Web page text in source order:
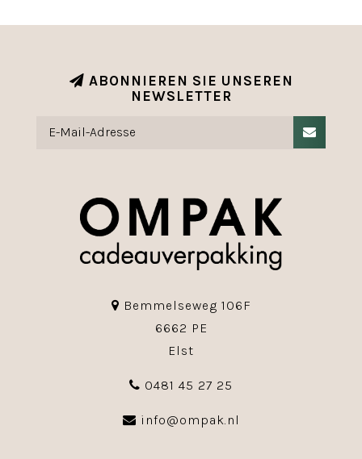
ABONNIEREN SIE UNSEREN
NEWSLETTER
Bemmelseweg 106F
6662 PE
Elst
0481 45 27 25
info@ompak.nl